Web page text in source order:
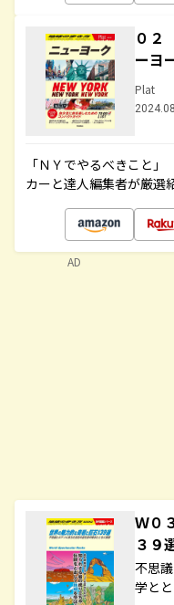
０
ーヨ
Plat
「ＮＹでやるべきこと
カーと達人編集者が厳選
Ｗ０
３９
不思
学と
AD